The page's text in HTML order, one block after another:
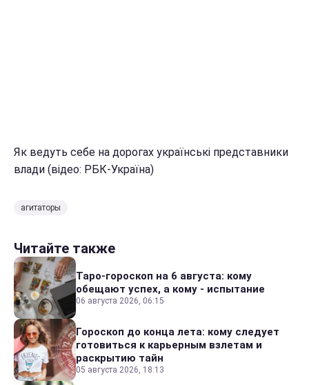
Як ведуть себе на дорогах українські представники
влади (відео: РБК-Україна)
агитаторы
Читайте также
Таро-гороскоп на 6 августа: кому
обещают успех, а кому - испытание
06 августа 2026, 06:15
Гороскоп до конца лета: кому следует
готовиться к карьерным взлетам и
раскрытию тайн
05 августа 2026, 18:13